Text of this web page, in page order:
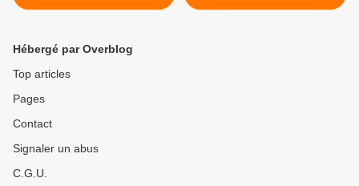
gouvernement de la France
Hébergé par Overblog
Top articles
Pages
Contact
Signaler un abus
C.G.U.